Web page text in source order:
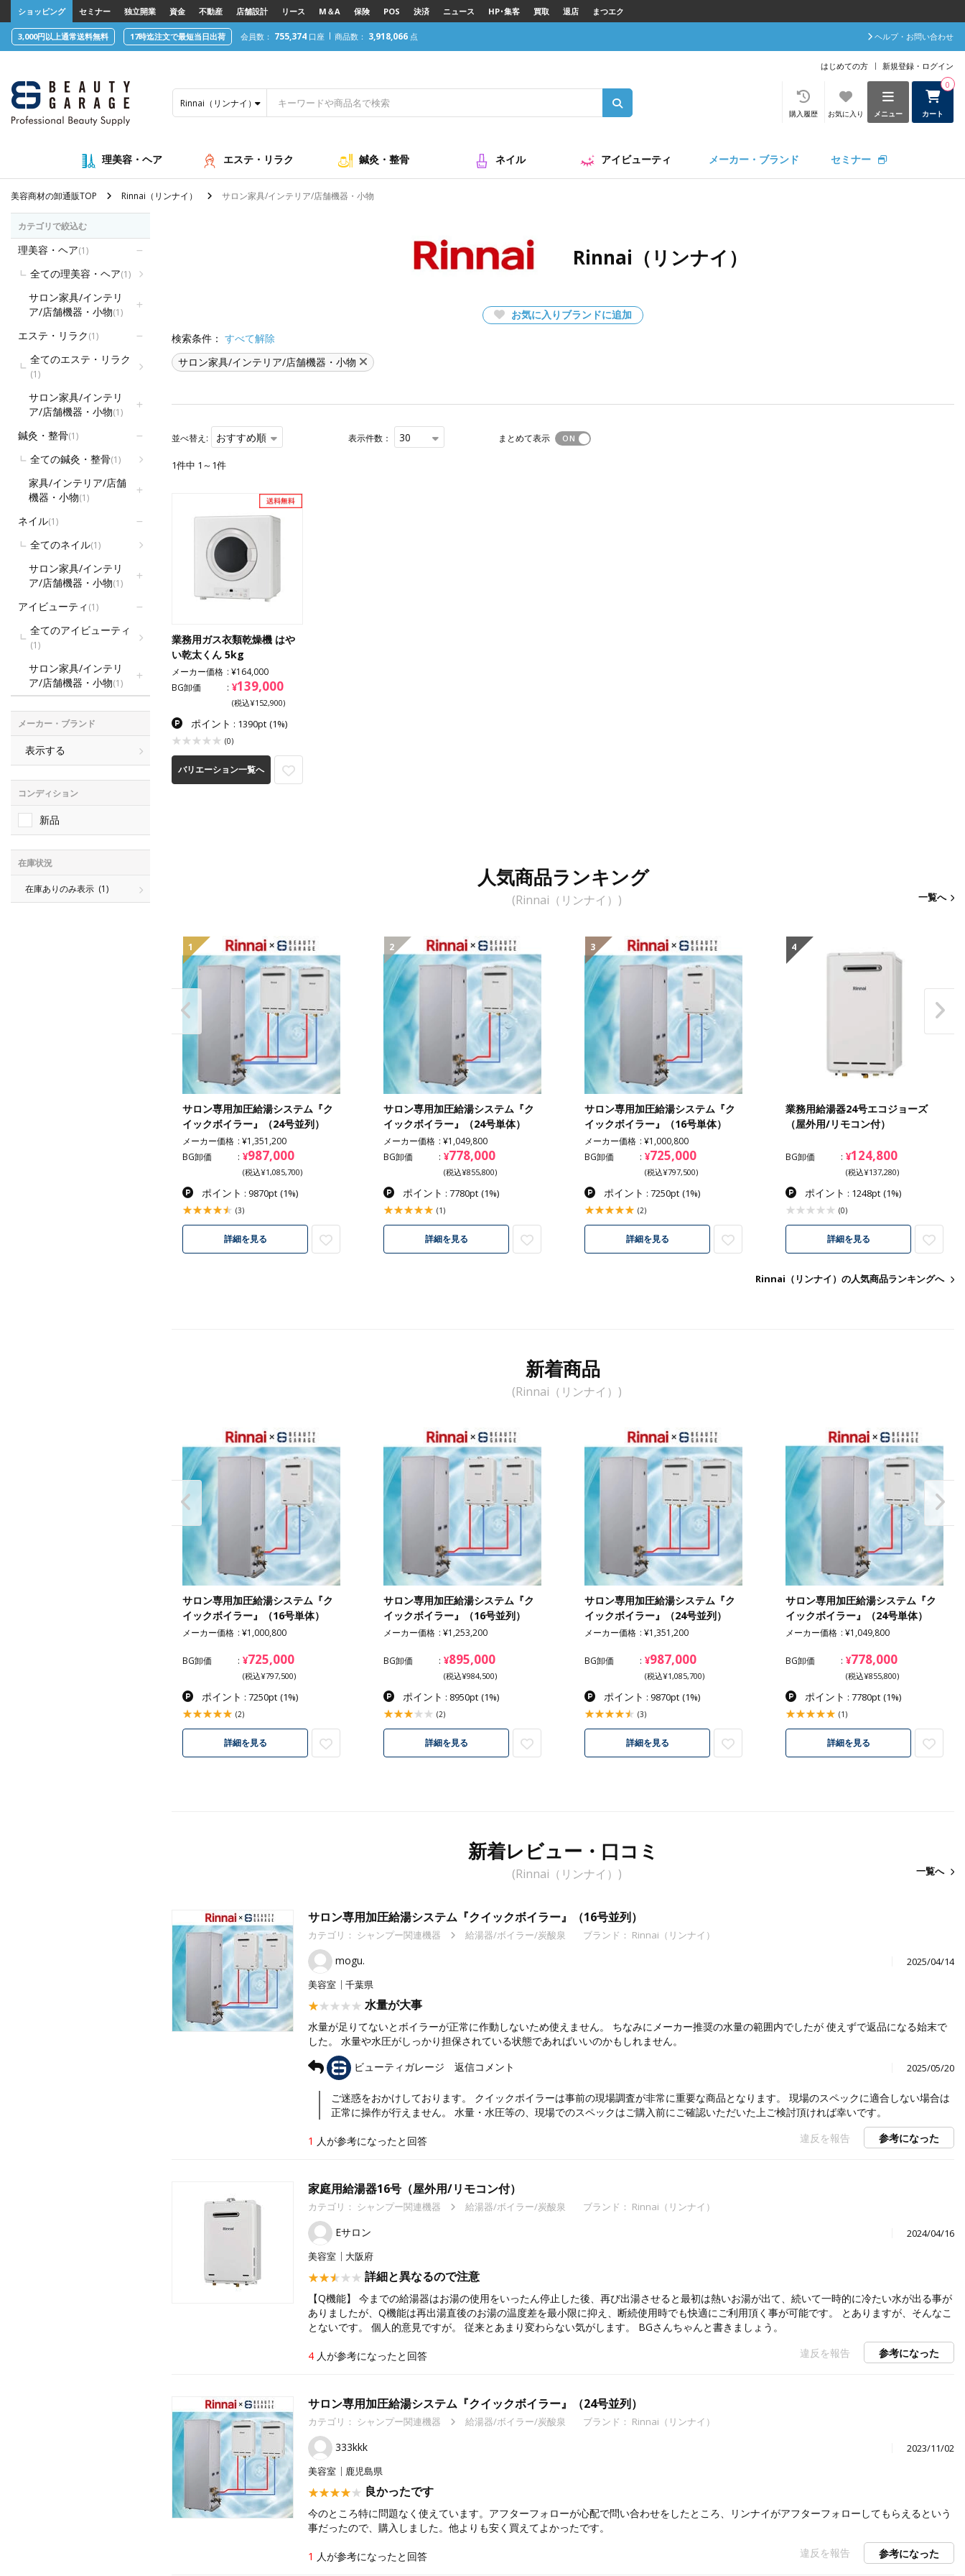
text.skipToContent
text.skipToNavigation
ショッピング セミナー 独立開業 資金 不動産 店舗設計 リース M＆A 保険 POS 決済 ニュース HP･集客 買取 退店 まつエク
3,000円以上通常送料無料 17時迄注文で最短当日出荷 会員数： 755,374 口座 商品数： 3,918,066 点 ヘルプ・お問い合わせ
はじめての方 新規登録・ログイン
カート
0
メニュー
お気に入り
購入履歴
Rinnai（リンナイ）
理美容・ヘア エステ・リラク 鍼灸・整骨 ネイル アイビューティ メーカー・ブランド セミナー
美容商材の卸通販TOP Rinnai（リンナイ） サロン家具/インテリア/店舗機器・小物
カテゴリで絞込む
理美容・ヘア(1)
全ての理美容・ヘア(1)
サロン家具/インテリ
ア/店舗機器・小物(1)
エステ・リラク(1)
全てのエステ・リラク
(1)
サロン家具/インテリ
ア/店舗機器・小物(1)
鍼灸・整骨(1)
全ての鍼灸・整骨(1)
家具/インテリア/店舗
機器・小物(1)
ネイル(1)
全てのネイル(1)
サロン家具/インテリ
ア/店舗機器・小物(1)
アイビューティ (1)
全てのアイビューティ
(1)
サロン家具/インテリ
ア/店舗機器・小物(1)
メーカー・ブランド
表示する
コンディション
新品
在庫状況
在庫ありのみ表示 (1)
Rinnai（リンナイ）
お気に入りブランドに追加
検索条件： すべて解除
サロン家具/インテリア/店舗機器・小物
並べ替え: おすすめ順 表示件数： 30 まとめて表示
1件中 1～1件
業務用ガス衣類乾燥機 はや
い乾太くん 5kg
メーカー価格
¥164,000
BG卸価
¥139,000
(税込¥152,900)
ポイント : 1390pt (1%)
(0)
バリエーション一覧へ
人気商品ランキング
(Rinnai（リンナイ）) 一覧へ
1
サロン専用加圧給湯システム『ク
イックボイラー』（24号並列）
メーカー価格
¥1,351,200
BG卸価
¥987,000
(税込¥1,085,700)
ポイント : 9870pt (1%)
(3)
詳細を見る
2
サロン専用加圧給湯システム『ク
イックボイラー』（24号単体）
メーカー価格
¥1,049,800
BG卸価
¥778,000
(税込¥855,800)
ポイント : 7780pt (1%)
(1)
詳細を見る
3
サロン専用加圧給湯システム『ク
イックボイラー』（16号単体）
メーカー価格
¥1,000,800
BG卸価
¥725,000
(税込¥797,500)
ポイント : 7250pt (1%)
(2)
詳細を見る
4
業務用給湯器24号エコジョーズ
（屋外用/リモコン付）
BG卸価 ¥124,800
(税込¥137,280)
ポイント : 1248pt (1%)
(0)
詳細を見る
Rinnai（リンナイ）の人気商品ランキングへ
新着商品
(Rinnai（リンナイ）)
サロン専用加圧給湯システム『ク
イックボイラー』（16号単体）
メーカー価格 ¥1,000,800
BG卸価 ¥725,000
(税込¥797,500)
ポイント : 7250pt (1%)
(2)
詳細を見る
サロン専用加圧給湯システム『ク
イックボイラー』（16号並列）
メーカー価格 ¥1,253,200
BG卸価 ¥895,000
(税込¥984,500)
ポイント : 8950pt (1%)
(2)
詳細を見る
サロン専用加圧給湯システム『ク
イックボイラー』（24号並列）
メーカー価格 ¥1,351,200
BG卸価 ¥987,000
(税込¥1,085,700)
ポイント : 9870pt (1%)
(3)
詳細を見る
サロン専用加圧給湯システム『ク
イックボイラー』（24号単体）
メーカー価格 ¥1,049,800
BG卸価 ¥778,000
(税込¥855,800)
ポイント : 7780pt (1%)
(1)
詳細を見る
新着レビュー・口コミ
(Rinnai（リンナイ）) 一覧へ
サロン専用加圧給湯システム『クイックボイラー』（16号並列）
カテゴリ： シャンプー関連機器 給湯器/ボイラー/炭酸泉 ブランド： Rinnai（リンナイ）
mogu.
2025/04/14
美容室
千葉県
水量が大事
水量が足りてないとボイラーが正常に作動しないため使えません。 ちなみにメーカー推奨の水量の範囲内でしたが 使えずで返品になる始末で
した。 水量や水圧がしっかり担保されている状態であればいいのかもしれません。
ビューティガレージ
返信コメント 2025/05/20
ご迷惑をおかけしております。 クイックボイラーは事前の現場調査が非常に重要な商品となります。 現場のスペックに適合しない場合は
正常に操作が行えません。 水量・水圧等の、現場でのスペックはご購入前にご確認いただいた上ご検討頂ければ幸いです。
1 人が参考になったと回答 違反を報告 参考になった
家庭用給湯器16号（屋外用/リモコン付）
カテゴリ： シャンプー関連機器 給湯器/ボイラー/炭酸泉 ブランド： Rinnai（リンナイ）
Eサロン
2024/04/16
美容室
大阪府
詳細と異なるので注意
【Q機能】 今までの給湯器はお湯の使用をいったん停止した後、再び出湯させると最初は熱いお湯が出て、続いて一時的に冷たい水が出る事が
ありましたが、Q機能は再出湯直後のお湯の温度差を最小限に抑え、断続使用時でも快適にご利用頂く事が可能です。 とありますが、そんなこ
とないです。 個人的意見ですが。 従来とあまり変わらない気がします。 BGさんちゃんと書きましょう。
4 人が参考になったと回答 違反を報告 参考になった
サロン専用加圧給湯システム『クイックボイラー』（24号並列）
カテゴリ： シャンプー関連機器 給湯器/ボイラー/炭酸泉 ブランド： Rinnai（リンナイ）
333kkk
2023/11/02
美容室
鹿児島県
良かったです
今のところ特に問題なく使えています。アフターフォローが心配で問い合わせをしたところ、リンナイがアフターフォローしてもらえるという
事だったので、購入しました。他よりも安く買えてよかったです。
1 人が参考になったと回答 違反を報告 参考になった